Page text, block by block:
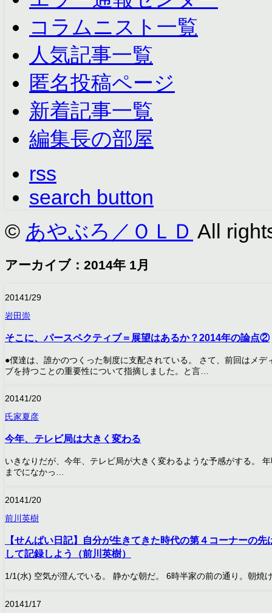
コラムニスト一覧
人気記事一覧
匿名投稿ページ
新着記事一覧
編集長の部屋
rss
search button
© あやぶろ／ＯＬＤ All
アーカイブ：2014年 1月
20141/29
岩田崇
そこに、パースペクティブ＝展望はあるか？2014年の論点②
●僕達は、誰かのつくった制度に支配されている。 さて、前回はメデ
ブを持つことの重要性について指摘しました。と言…
20141/20
氏家夏彦
今年、テレビ局は大きく変わる
いきなりだが、今年、テレビ局が大きく変わるような予感がする。
までになかっ…
20141/20
前川英樹
【せんぱい日記】自分が生きてきた時代の第４コーナーの
して記録しよう（前川英樹）
1/1(水) 空気が澄んでいる。 静かな朝だ。 6時半家の前の通り。朝焼
20141/17